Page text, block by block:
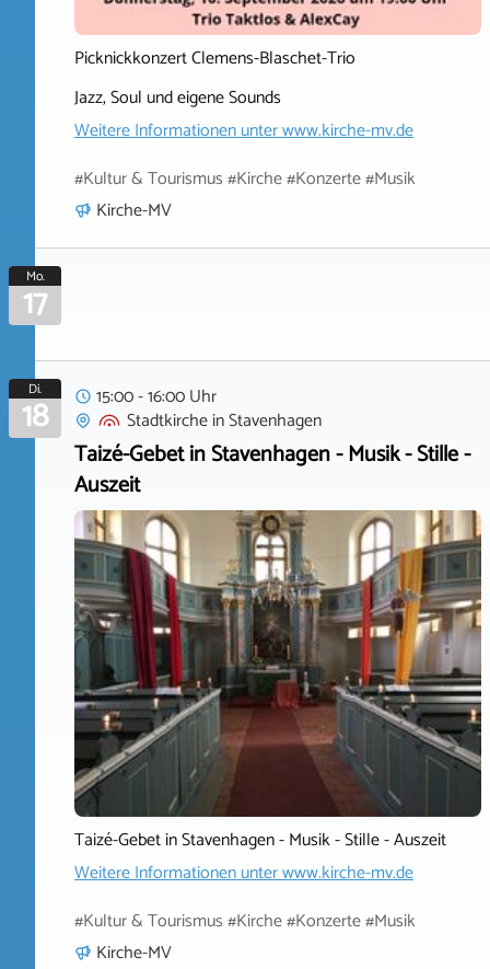
Picknickkonzert Clemens-Blaschet-Trio
Jazz, Soul und eigene Sounds
Weitere Informationen unterwww.kirche-mv.de
#Kultur & Tourismus #Kirche #Konzerte #Musik
Kirche-MV
Mo.
17
Di.
18
15:00 - 16:00 Uhr
StadtkircheinStavenhagen
Taizé-Gebet in Stavenhagen - Musik - Stille -
Auszeit
Taizé-Gebet in Stavenhagen - Musik - Stille - Auszeit
Weitere Informationen unterwww.kirche-mv.de
#Kultur & Tourismus #Kirche #Konzerte #Musik
Kirche-MV